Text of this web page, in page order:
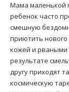
Мама маленькой
ребенок часто
смешную
приютить
кожей и рваными
результате
другу приходят
космическую